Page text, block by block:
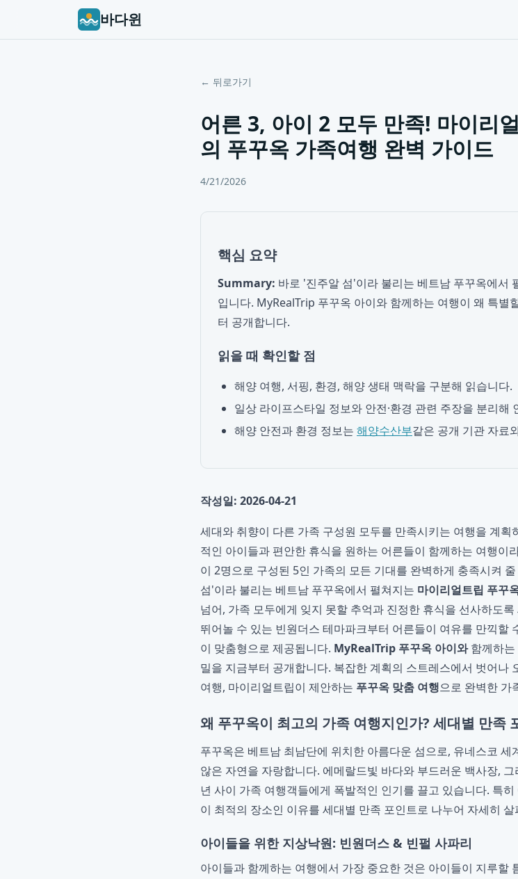
바다윈
← 뒤로가기
어른 3, 아이 2 모두 만족! 마이리
의 푸꾸옥 가족여행 완벽 가이드
4/21/2026
핵심 요약
Summary: 바로 '진주알 섬'이라 불리는 베트남 푸꾸옥에서
입니다. MyRealTrip 푸꾸옥 아이와 함께하는 여행이 왜 특별
터 공개합니다.
읽을 때 확인할 점
해양 여행, 서핑, 환경, 해양 생태 맥락을 구분해 읽습니다.
일상 라이프스타일 정보와 안전·환경 관련 주장을 분리해
해양 안전과 환경 정보는 해양수산부같은 공개 기관 자료
작성일: 2026-04-21
세대와 취향이 다른 가족 구성원 모두를 만족시키는 여행을 계
적인 아이들과 편안한 휴식을 원하는 어른들이 함께하는 여행이
이 2명으로 구성된 5인 가족의 모든 기대를 완벽하게 충족시켜
섬'이라 불리는 베트남 푸꾸옥에서 펼쳐지는 마이리얼트립 푸꾸
넘어, 가족 모두에게 잊지 못할 추억과 진정한 휴식을 선사하도
뛰어놀 수 있는 빈원더스 테마파크부터 어른들이 여유를 만끽할
이 맞춤형으로 제공됩니다. MyRealTrip 푸꾸옥 아이와함께하는
밀을 지금부터 공개합니다. 복잡한 계획의 스트레스에서 벗어나
여행, 마이리얼트립이 제안하는 푸꾸옥 맞춤 여행으로 완벽한 가
왜 푸꾸옥이 최고의 가족 여행지인가? 세대별 만족
푸꾸옥은 베트남 최남단에 위치한 아름다운 섬으로, 유네스코
않은 자연을 자랑합니다. 에메랄드빛 바다와 부드러운 백사장,
년 사이 가족 여행객들에게 폭발적인 인기를 끌고 있습니다. 특
이 최적의 장소인 이유를 세대별 만족 포인트로 나누어 자세히
아이들을 위한 지상낙원: 빈원더스 & 빈펄 사파리
아이들과 함께하는 여행에서 가장 중요한 것은 아이들이 지루할